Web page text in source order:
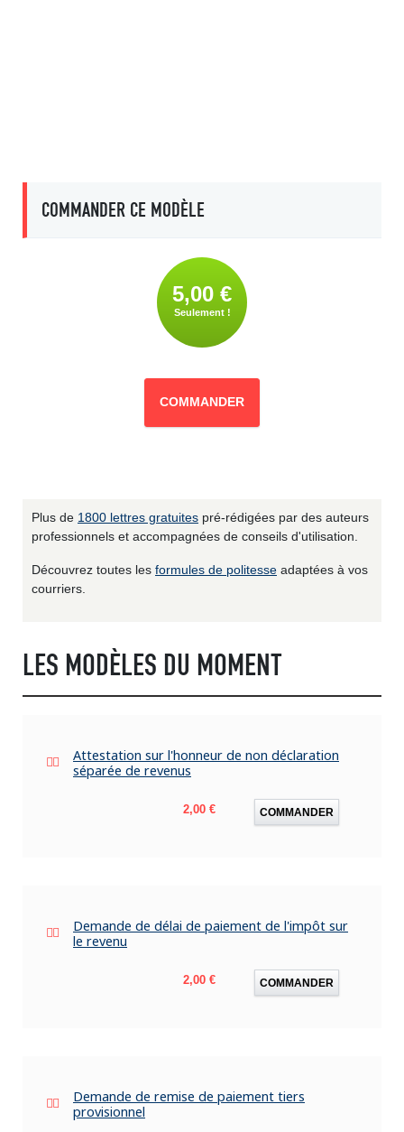
COMMANDER CE MODÈLE
5,00 €
Seulement !
COMMANDER
Plus de 1800 lettres gratuites pré-rédigées par des auteurs
professionnels et accompagnées de conseils d'utilisation.
Découvrez toutes les formules de politesse adaptées à vos
courriers.
LES MODÈLES DU MOMENT
Attestation sur l'honneur de non déclaration
séparée de revenus
Prix
2,00 € COMMANDER
Demande de délai de paiement de l'impôt sur
le revenu
Prix
2,00 € COMMANDER
Demande de remise de paiement tiers
provisionnel